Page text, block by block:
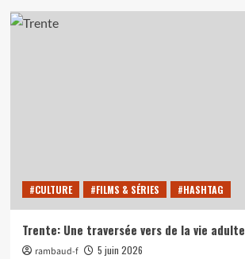
#CULTURE #FILMS & SÉRIES #HASHTAG
Trente: Une traversée vers de la vie adulte
rambaud-f 5 juin 2026